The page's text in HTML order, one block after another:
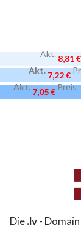
Akt.8,81 €
Akt.7,22 €
Akt.7,05 €Preis
Preis
Die.lv- Domain